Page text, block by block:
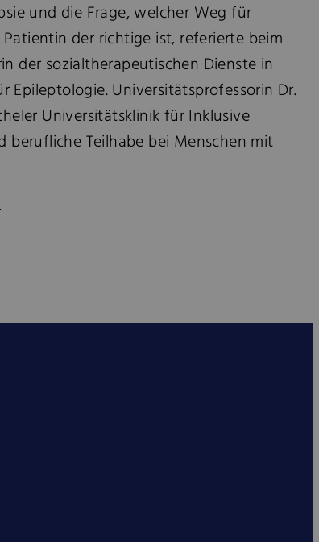
und die Frage, welcher Weg für
der richtige ist, referierte beim
der sozialtherapeutischen Dienste in
Epileptologie. Universitätsprofessorin Dr.
Universitätsklinik für Inklusive
berufliche Teilhabe bei Menschen mit